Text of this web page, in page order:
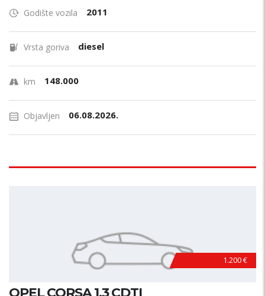
Godište vozila 2011
Vrsta goriva diesel
km 148.000
Objavljen 06.08.2026.
1.200 €
OPEL CORSA 1.3 CDTI